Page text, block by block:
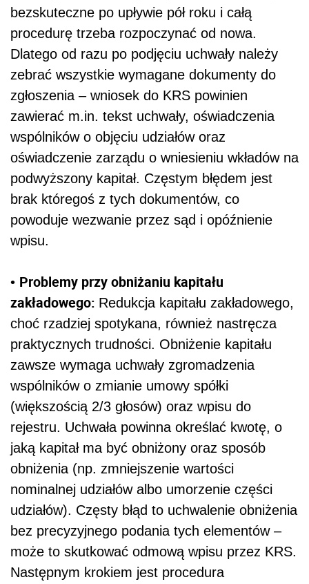
bezskuteczne po upływie pół roku i całą
procedurę trzeba rozpoczynać od nowa.
Dlatego od razu po podjęciu uchwały należy
zebrać wszystkie wymagane dokumenty do
zgłoszenia – wniosek do KRS powinien
zawierać m.in. tekst uchwały, oświadczenia
wspólników o objęciu udziałów oraz
oświadczenie zarządu o wniesieniu wkładów na
podwyższony kapitał. Częstym błędem jest
brak któregoś z tych dokumentów, co
powoduje wezwanie przez sąd i opóźnienie
wpisu.
• Problemy przy obniżaniu kapitału
zakładowego: Redukcja kapitału zakładowego,
choć rzadziej spotykana, również nastręcza
praktycznych trudności. Obniżenie kapitału
zawsze wymaga uchwały zgromadzenia
wspólników o zmianie umowy spółki
(większością 2/3 głosów) oraz wpisu do
rejestru. Uchwała powinna określać kwotę, o
jaką kapitał ma być obniżony oraz sposób
obniżenia (np. zmniejszenie wartości
nominalnej udziałów albo umorzenie części
udziałów). Częsty błąd to uchwalenie obniżenia
bez precyzyjnego podania tych elementów –
może to skutkować odmową wpisu przez KRS.
Następnym krokiem jest procedura